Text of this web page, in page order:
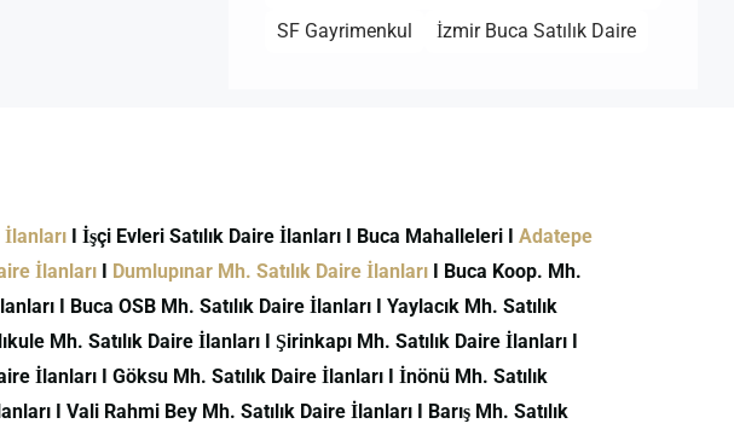
SF Gayrimenkul
İzmir Buca Satılık Daire
İlanları I İşçi Evleri Satılık Daire İlanları I Buca Mahalleleri I Adatepe
İlanları I Dumlupınar Mh. Satılık Daire İlanları I Buca Koop. Mh.
I Buca OSB Mh. Satılık Daire İlanları I Yaylacık Mh. Satılık
Mh. Satılık Daire İlanları I Şirinkapı Mh. Satılık Daire İlanları I
İlanları I Göksu Mh. Satılık Daire İlanları I İnönü Mh. Satılık
I Vali Rahmi Bey Mh. Satılık Daire İlanları I Barış Mh. Satılık